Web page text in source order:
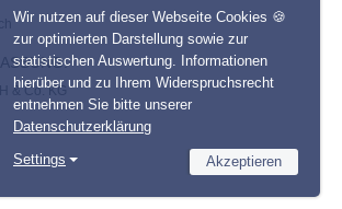
& Co. KG
Wir nutzen auf dieser Webseite Cookies 🍪
zur optimierten Darstellung sowie zur
statistischen Auswertung. Informationen
hierüber und zu Ihrem Widerspruchsrecht
entnehmen Sie bitte unserer
Datenschutzerklärung
Settings
Akzeptieren